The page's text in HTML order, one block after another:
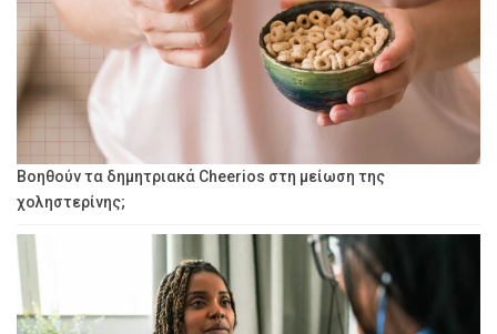
Βοηθούν τα δημητριακά Cheerios στη μείωση της
χοληστερίνης;